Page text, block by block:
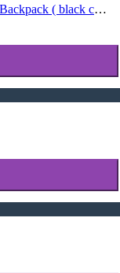
Moneybag Free ) Waterproof Multi- Laptop Backpack ( black color )